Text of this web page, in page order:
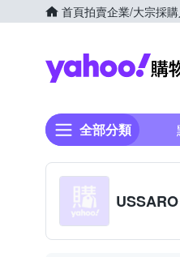
首頁拍賣企業/大宗採
全部分類